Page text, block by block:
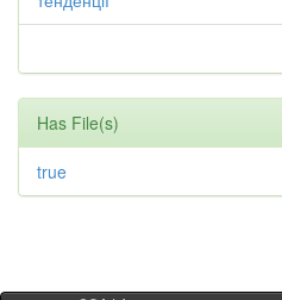
Has File(s)
true